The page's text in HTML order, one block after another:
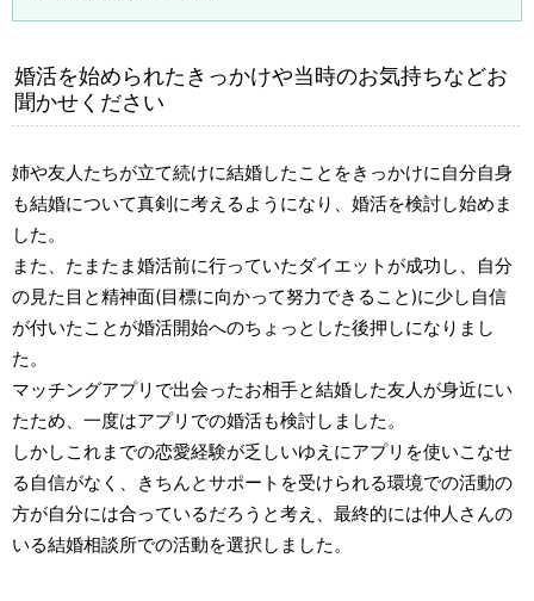
婚活を始められたきっかけや当時のお気持ちなどお
聞かせください
姉や友人たちが立て続けに結婚したことをきっかけに自分自身
も結婚について真剣に考えるようになり、婚活を検討し始めま
した。
また、たまたま婚活前に行っていたダイエットが成功し、自分
の見た目と精神面(目標に向かって努力できること)に少し自信
が付いたことが婚活開始へのちょっとした後押しになりまし
た。
マッチングアプリで出会ったお相手と結婚した友人が身近にい
たため、一度はアプリでの婚活も検討しました。
しかしこれまでの恋愛経験が乏しいゆえにアプリを使いこなせ
る自信がなく、きちんとサポートを受けられる環境での活動の
方が自分には合っているだろうと考え、最終的には仲人さんの
いる結婚相談所での活動を選択しました。